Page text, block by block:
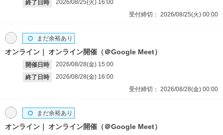
終了日時
2026/08/25(火) 16:00
受付締切： 2026/08/25(火) 00:00
オンライン オンライン開催（＠Google Meet）
開催日時 2026/08/28(金) 15:00
終了日時
2026/08/28(金) 16:00
まだ余裕あり
受付締切： 2026/08/28(金) 00:00
オンライン オンライン開催（＠Google Meet）
まだ余裕あり